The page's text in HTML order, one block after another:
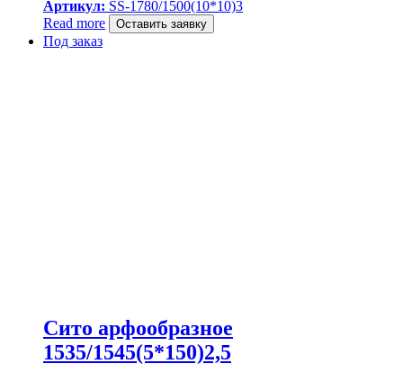
Артикул: SS-1780/1500(10*10)3
Read more
Оставить заявку
Под заказ
Сито арфообразное
1535/1545(5*150)2,5